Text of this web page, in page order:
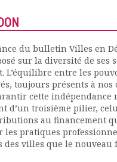
du bulletin Villes en
sur la diversité de ses
L’équilibre entre les
toujours présents à nos
cette indépendance
d’un troisième pilier,
au financement
les pratiques
des villes que le nouveau